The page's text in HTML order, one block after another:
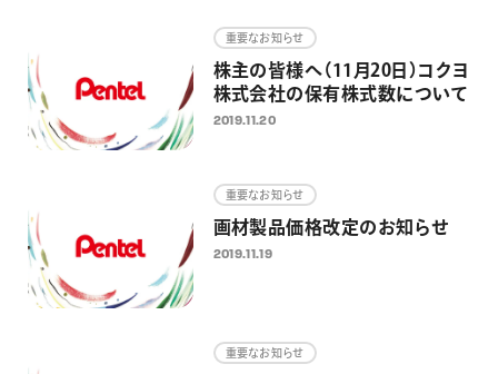
重要なお知らせ
株主の皆様へ（11月20日）コクヨ
株式会社の保有株式数について
2019.11.20
重要なお知らせ
画材製品価格改定のお知らせ
2019.11.19
重要なお知らせ